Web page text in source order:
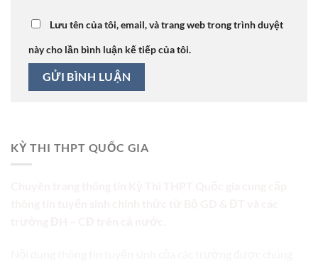
Lưu tên của tôi, email, và trang web trong trình duyệt
này cho lần bình luận kế tiếp của tôi.
KỲ THI THPT QUỐC GIA